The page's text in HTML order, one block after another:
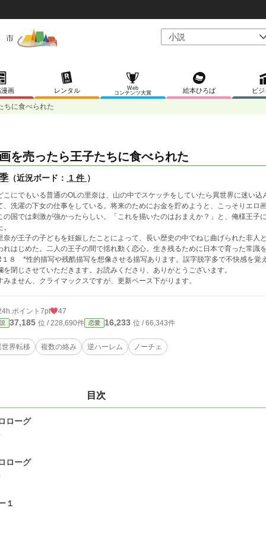
画 レンタル
Web
コンテンツ大賞
絵本ひろば ビジ
ちに食べられた
を売ったら王子たちに食べられた
（近況ボード： 1 件 ）
にでもいる普通のOLの里奈は、山の中でスケッチをしていたら異世界に迷い込
、洗濯の下女の仕事をしている。将来のためにお金を貯めようと、こっそりエロ
の国では刺激が強かったらしい。「これを描いたのはおまえか？」と、俺様王子
が王子の子どもを妊娠したことによって、長い歴史の中でねじ曲げられた非人
れはじめた。二人の王子の間で揺れ動く恋心。生き残るために日本で育った常識を
８ *性的描写や残酷描写を想像させる描写あります。誤字脱字多で不快感を覚
を閉じさせていただきます。お読みくださり、ありがとうございます。
ません、クライマックスですが、更新ペース下がります。
ポイント 7pt 47
37,185 位 / 228,690件 恋愛 16,233 位 / 66,343件
世界転移 複数の絡み 逆ハーレム ノーチェ
目次
ローグ
ローグ
１